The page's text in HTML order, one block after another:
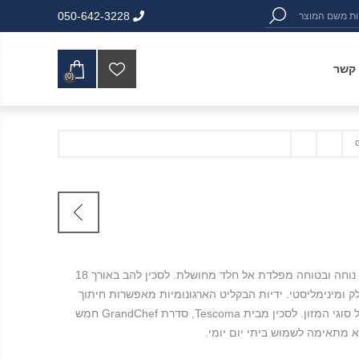
050-642-3228
קשר
(0)
סכין שף בעלת אחיזה נוחה ובטוחה מפלדת אל חלד מחושלת. לסכין להב באורך 18
ומינימליסטי. ידיות הבקליט הארגונומיות מאפשרות חיתוך
מהיר, קל ובטוח של כל סוגי המזון. לסכין מבית Tescoma, סדרת GrandChef חמש
מתאימה לשמוש ביתי יום יומי.